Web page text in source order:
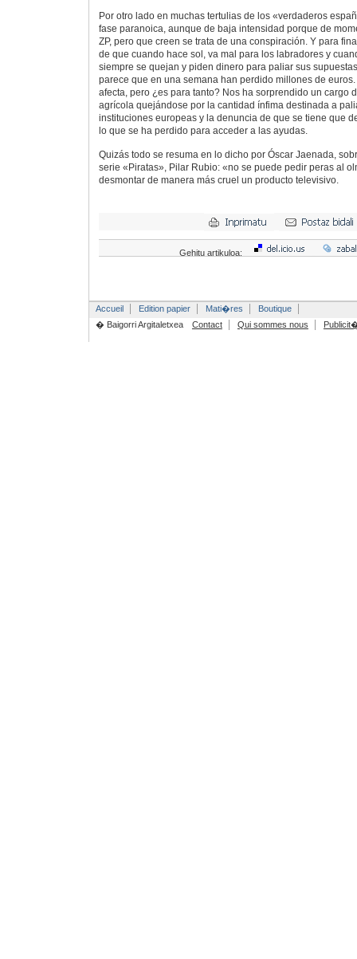
Por otro lado en muchas tertulias de los «verdaderos
fase paranoica, aunque de baja intensidad porque de
ZP, pero que creen se trata de una conspiración. Y para
de que cuando hace sol, va mal para los labradores y
siempre se quejan y piden dinero para paliar sus
parece que en una semana han perdido millones de
afecta, pero ¿es para tanto? Nos ha sorprendido un cargo
agrícola quejándose por la cantidad ínfima destinada a
instituciones europeas y la denuncia de que se tiene que
lo que se ha perdido para acceder a las ayudas.
Quizás todo se resuma en lo dicho por Óscar Jaenada,
serie «Piratas», Pilar Rubio: «no se puede pedir peras al
desmontar de manera más cruel un producto televisivo.
Gehitu artikuloa:
Accueil Edition papier Mati�res
Boutique
� Baigorri Argitaletxea
Contact Qui sommes nous